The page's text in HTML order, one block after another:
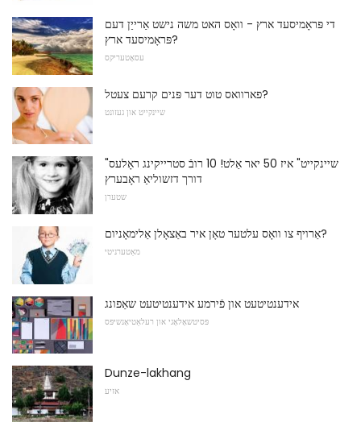
די פּראָמיסעד ארץ - וואָס האט משה נישט אַרייַן דעם
פּראָמיסעד ארץ?
עסאָטעריקס
פארוואס טוט דער פּנים קרעם צעטל?
שיינקייט און געזונט
"שיינקייט" איז 50 יאר אַלט! 10 רובֿ סטרייקינג ראָלעס
דורך דזשוליאַ ראָבערץ
שטערן
אַרויף צו וואָס עלטער טאָן איר באַצאָלן אַלימאָניום?
מאַטערניטי
אידענטיטעט און פֿירמע אידענטיטעט שאַפונג
פּסיטשאָלאָגי און רעלאַטיאָנשיפּס
Dunze-lakhang
אזיע